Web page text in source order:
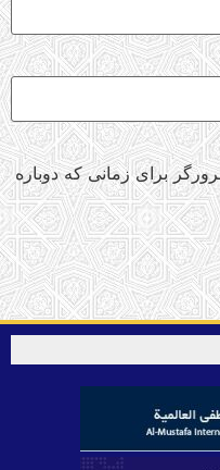
برای زمانی که دوباره